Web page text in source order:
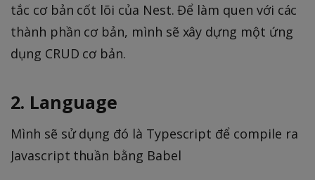
tắc cơ bản cốt lõi của Nest. Để làm quen với các
thành phần cơ bản, mình sẽ xây dựng một ứng
dụng CRUD cơ bản.
2. Language
Mình sẽ sử dụng đó là Typescript để compile ra
Javascript thuần bằng Babel